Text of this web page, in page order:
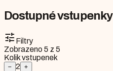
Dostupné vstupenky
tune Filtry
Zobrazeno5 z 5
Kolik vstupenek
− 2 +